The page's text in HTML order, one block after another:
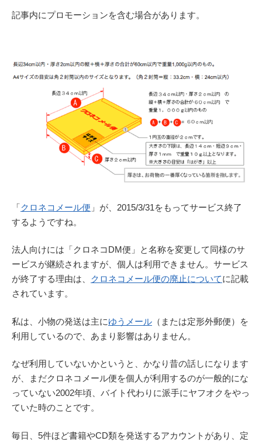
記事内にプロモーションを含む場合があります。
「クロネコメール便 」が、2015/3/31をもってサービス終了
するようですね。
法人向けには「クロネコDM便」と名称を変更して同様のサ
ービスが継続されますが、個人は利用できません。サービス
が終了する理由は、
クロネコメール便の廃止についてに記載
されています。
私は、小物の発送は主にゆうメール （または定形外郵便）を
利用しているので、あまり影響はありません。
なぜ利用していないかというと、かなり昔の話しになります
が、まだクロネコメール便を個人が利用するのが一般的にな
っていない2002年頃、バイト代わりに派手にヤフオクをやっ
ていた時のことです。
毎日、5件ほど書籍やCD類を発送するアカウントがあり、定